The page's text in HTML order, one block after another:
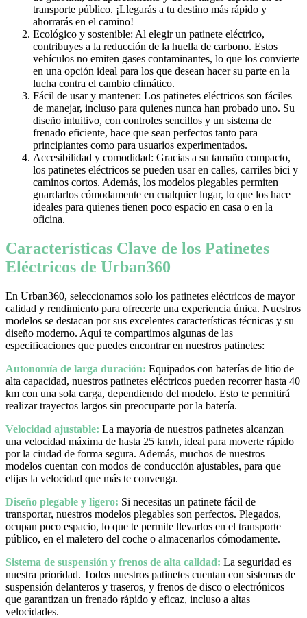
transporte público. ¡Llegarás a tu destino más rápido y
ahorrarás en el camino!
Ecológico y sostenible: Al elegir un patinete eléctrico,
contribuyes a la reducción de la huella de carbono. Estos
vehículos no emiten gases contaminantes, lo que los convierte
en una opción ideal para los que desean hacer su parte en la
lucha contra el cambio climático.
Fácil de usar y mantener: Los patinetes eléctricos son fáciles
de manejar, incluso para quienes nunca han probado uno. Su
diseño intuitivo, con controles sencillos y un sistema de
frenado eficiente, hace que sean perfectos tanto para
principiantes como para usuarios experimentados.
Accesibilidad y comodidad: Gracias a su tamaño compacto,
los patinetes eléctricos se pueden usar en calles, carriles bici y
caminos cortos. Además, los modelos plegables permiten
guardarlos cómodamente en cualquier lugar, lo que los hace
ideales para quienes tienen poco espacio en casa o en la
oficina.
Características Clave de los Patinetes
Eléctricos de Urban360
En Urban360, seleccionamos solo los patinetes eléctricos de mayor
calidad y rendimiento para ofrecerte una experiencia única. Nuestros
modelos se destacan por sus excelentes características técnicas y su
diseño moderno. Aquí te compartimos algunas de las
especificaciones que puedes encontrar en nuestros patinetes:
Autonomía de larga duración: Equipados con baterías de litio de
alta capacidad, nuestros patinetes eléctricos pueden recorrer hasta 40
km con una sola carga, dependiendo del modelo. Esto te permitirá
realizar trayectos largos sin preocuparte por la batería.
Velocidad ajustable: La mayoría de nuestros patinetes alcanzan
una velocidad máxima de hasta 25 km/h, ideal para moverte rápido
por la ciudad de forma segura. Además, muchos de nuestros
modelos cuentan con modos de conducción ajustables, para que
elijas la velocidad que más te convenga.
Diseño plegable y ligero: Si necesitas un patinete fácil de
transportar, nuestros modelos plegables son perfectos. Plegados,
ocupan poco espacio, lo que te permite llevarlos en el transporte
público, en el maletero del coche o almacenarlos cómodamente.
Sistema de suspensión y frenos de alta calidad: La seguridad es
nuestra prioridad. Todos nuestros patinetes cuentan con sistemas de
suspensión delanteros y traseros, y frenos de disco o electrónicos
que garantizan un frenado rápido y eficaz, incluso a altas
velocidades.